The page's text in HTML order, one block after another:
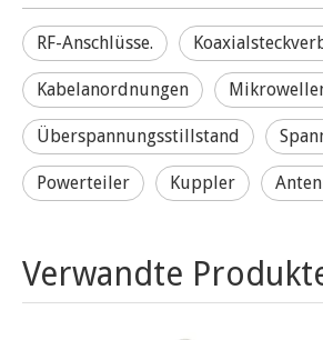
RF-Anschlüsse.
Kabelanordnungen
Überspannungsstillstand
Powerteiler Kuppler
Verwandte